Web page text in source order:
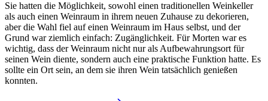
Sie hatten die Möglichkeit, sowohl einen traditionellen Weinkeller
als auch einen Weinraum in ihrem neuen Zuhause zu dekorieren,
aber die Wahl fiel auf einen Weinraum im Haus selbst, und der
Grund war ziemlich einfach: Zugänglichkeit. Für Morten war es
wichtig, dass der Weinraum nicht nur als Aufbewahrungsort für
seinen Wein diente, sondern auch eine praktische Funktion hatte. Es
sollte ein Ort sein, an dem sie ihren Wein tatsächlich genießen
konnten.